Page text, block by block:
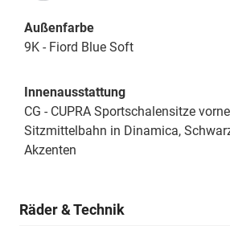
Außenfarbe
9K - Fiord Blue Soft
Innenausstattung
CG - CUPRA Sportschalensitze
Sitzmittelbahn in Dinamica,
Akzenten
Räder & Technik